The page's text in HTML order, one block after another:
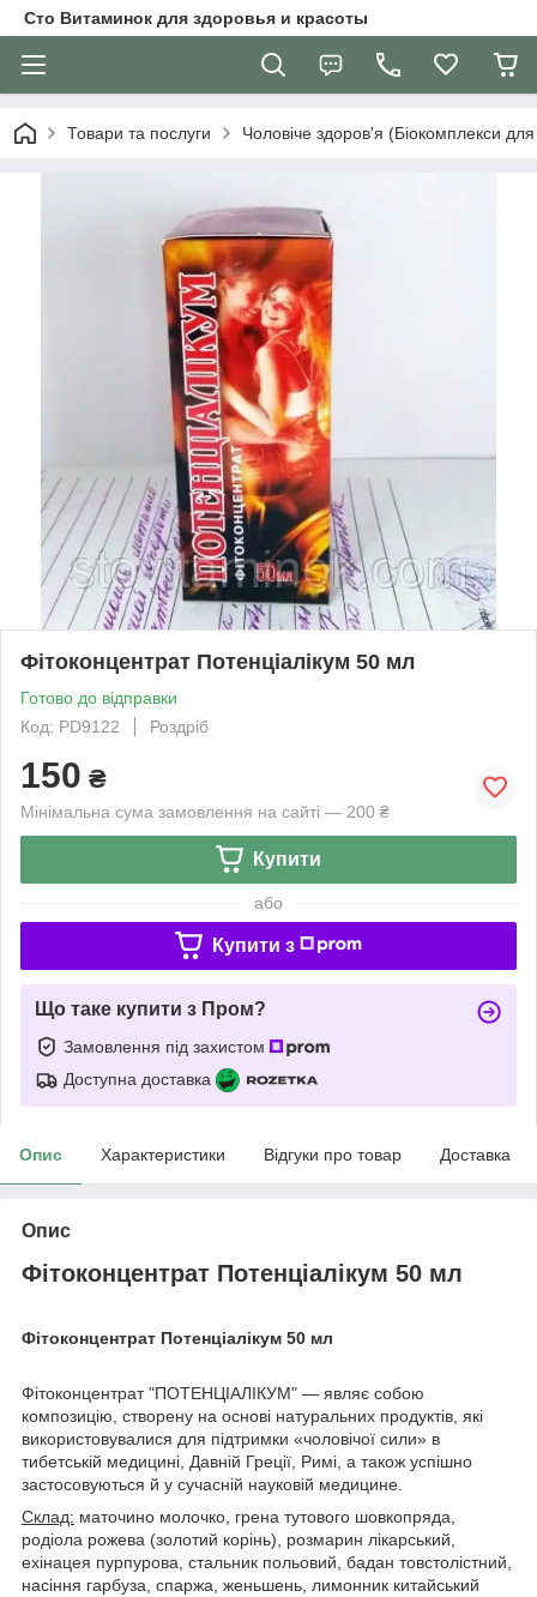
Сто Витаминок для здоровья и красоты
Товари та послуги Чоловіче здоров'я (Біокомплекси
Фітоконцентрат Потенціалікум 50 мл
Готово до відправки
Код: PD9122
Роздріб
150 ₴
Мінімальна сума замовлення на сайті — 200 ₴
Купити
або
Купити з
Що таке купити з Пром?
Замовлення під захистом
Доступна доставка
Опис Характеристики Відгуки про товар Доставка
Опис
Фітоконцентрат Потенціалікум 50 мл
Фітоконцентрат Потенціалікум 50 мл
Фітоконцентрат "ПОТЕНЦІАЛІКУМ" — являє собою
композицію, створену на основі натуральних продуктів, які
використовувалися для підтримки «чоловічої сили» в
тибетській медицині, Давній Греції, Римі, а також успішно
застосовуються й у сучасній науковій медицине.
Склад: маточино молочко, грена тутового шовкопряда,
родіола рожева (золотий корінь), розмарин лікарський,
ехінацея пурпурова, стальник польовий, бадан товстолістний,
насіння гарбуза, спаржа, женьшень, лимонник китайський